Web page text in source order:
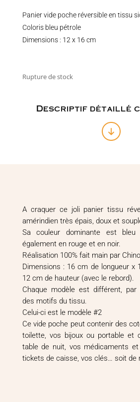
Panier vide poche réversible en tissu
Coloris bleu pétrole
Dimensions : 12 x 16 cm
Rupture de stock
Descriptif détaillé
A craquer ce joli panier tissu
amérindien très épais, doux et
Sa couleur dominante est
également en rouge et en noir.
Réalisation 100% fait main par
Dimensions : 16 cm de longueur x
12 cm de hauteur (avec le rebord).
Chaque modèle est différent, par
des motifs du tissu.
Celui-ci est le modèle #2
Ce vide poche peut contenir des
toilette, vos bijoux ou portable et
table de nuit, vos médicaments et
tickets de caisse, vos clés… soit de